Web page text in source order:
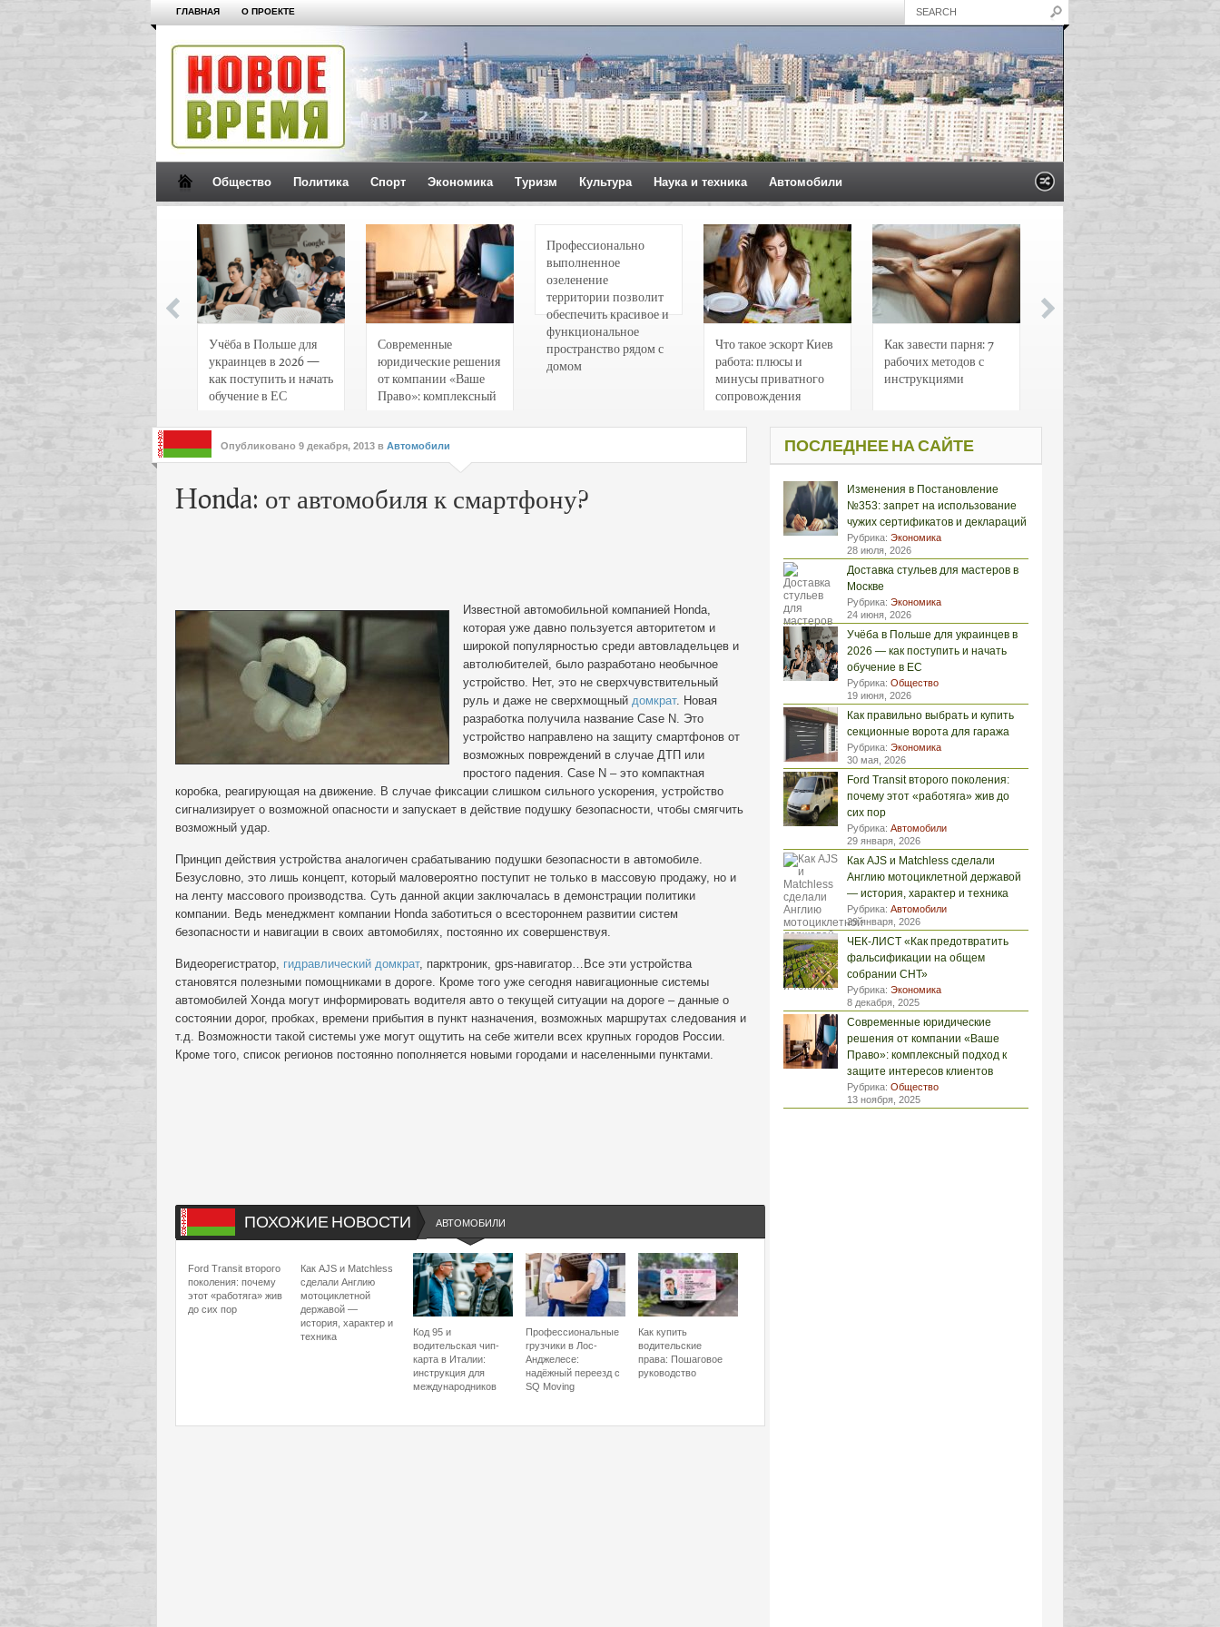
ГЛАВНАЯ О ПРОЕКТЕ
Общество Политика Спорт Экономика Туризм Культура Наука и техника Автомобили
Учёба в Польше для
украинцев в 2026 —
как поступить и начать
обучение в ЕС
Современные
юридические решения
от компании «Ваше
Право»: комплексный
интересов клиентов
Профессионально
выполненное
озеленение
территории позволит
обеспечить красивое и
функциональное
пространство рядом с
домом
Что такое эскорт Киев
работа: плюсы и
минусы приватного
сопровождения
Как завести парня: 7
рабочих методов с
инструкциями
Опубликовано 9 декабря, 2013 в Автомобили
Honda: от автомобиля к смартфону?
Известной автомобильной компанией Honda,
которая уже давно пользуется авторитетом и
широкой популярностью среди автовладельцев и
автолюбителей, было разработано необычное
устройство. Нет, это не сверхчувствительный
руль и даже не сверхмощный домкрат. Новая
разработка получила название Case N. Это
устройство направлено на защиту смартфонов от
возможных повреждений в случае ДТП или
простого падения. Case N – это компактная
коробка, реагирующая на движение. В случае фиксации слишком сильного ускорения, устройство
сигнализирует о возможной опасности и запускает в действие подушку безопасности, чтобы смягчить
возможный удар.
Принцип действия устройства аналогичен срабатыванию подушки безопасности в автомобиле.
Безусловно, это лишь концепт, который маловероятно поступит не только в массовую продажу, но и
на ленту массового производства. Суть данной акции заключалась в демонстрации политики
компании. Ведь менеджмент компании Honda заботиться о всестороннем развитии систем
безопасности и навигации в своих автомобилях, постоянно их совершенствуя.
Видеорегистратор, гидравлический домкрат, парктроник, gps-навигатор…Все эти устройства
становятся полезными помощниками в дороге. Кроме того уже сегодня навигационные системы
автомобилей Хонда могут информировать водителя авто о текущей ситуации на дороге – данные о
состоянии дорог, пробках, времени прибытия в пункт назначения, возможных маршрутах следования и
т.д. Возможности такой системы уже могут ощутить на себе жители всех крупных городов России.
Кроме того, список регионов постоянно пополняется новыми городами и населенными пунктами.
ПОХОЖИЕ НОВОСТИ АВТОМОБИЛИ
Ford Transit второго
поколения: почему
этот «работяга» жив
до сих пор
Как AJS и Matchless
сделали Англию
мотоциклетной
державой —
история, характер и
техника
Код 95 и
водительская чип-
карта в Италии:
инструкция для
международников
Профессиональные
грузчики в Лос-
Анджелесе:
надёжный переезд с
SQ Moving
Как купить
водительские
права: Пошаговое
руководство
ПОСЛЕДНЕЕ НА САЙТЕ
Изменения в Постановление
№353: запрет на использование
чужих сертификатов и деклараций
Рубрика: Экономика
28 июля, 2026
Доставка стульев для мастеров в
Москве
Рубрика: Экономика
24 июня, 2026
Учёба в Польше для украинцев в
2026 — как поступить и начать
обучение в ЕС
Рубрика: Общество
19 июня, 2026
Как правильно выбрать и купить
секционные ворота для гаража
Рубрика: Экономика
30 мая, 2026
Ford Transit второго поколения:
почему этот «работяга» жив до
сих пор
Рубрика: Автомобили
29 января, 2026
Как AJS и Matchless сделали
Англию мотоциклетной державой
— история, характер и техника
Рубрика: Автомобили
29 января, 2026
ЧЕК-ЛИСТ «Как предотвратить
фальсификации на общем
собрании СНТ»
Рубрика: Экономика
8 декабря, 2025
Современные юридические
решения от компании «Ваше
Право»: комплексный подход к
защите интересов клиентов
Рубрика: Общество
13 ноября, 2025